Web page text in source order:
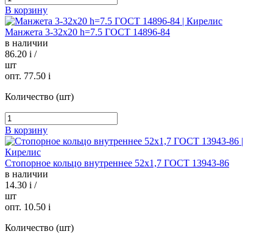
В корзину
Манжета 3-32х20 h=7.5 ГОСТ 14896-84
в наличии
86.20 i /
шт
опт. 77.50 i
Количество (шт)
В корзину
Стопорное кольцо внутреннее 52х1,7 ГОСТ 13943-86
в наличии
14.30 i /
шт
опт. 10.50 i
Количество (шт)